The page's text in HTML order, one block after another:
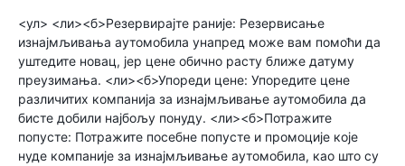
<ул> <ли><б>Резервирајте раније: Резервисање
изнајмљивања аутомобила унапред може вам помоћи да
уштедите новац, јер цене обично расту ближе датуму
преузимања. <ли><б>Упореди цене: Упоредите цене
различитих компанија за изнајмљивање аутомобила да
бисте добили најбољу понуду. <ли><б>Потражите
попусте: Потражите посебне попусте и промоције које
нуде компаније за изнајмљивање аутомобила, као што су